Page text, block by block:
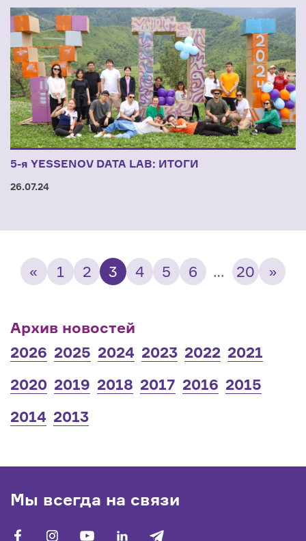
5-я YESSENOV DATA LAB: ИТОГИ
26.07.24
« 1 2 3 4 5 6 … 20 »
Архив новостей
2026 2025 2024 2023 2022 2021
2020 2019 2018 2017 2016 2015
2014 2013
Мы всегда на связи
facebook youtube linkedin